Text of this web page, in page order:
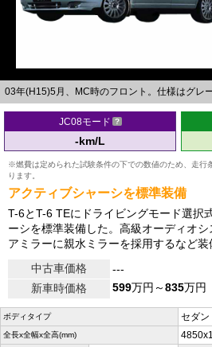
03年(H15)5月、MC時のフロント。仕様はグレ
JC08モード
-km/L
※燃費は定められた試験条件の下での数値のため、走行
ります。
アクティブシャーシを標準装備
T-6とT-6 TEにドライビングモード選択
ーシを標準装備した。高級オーディオ
アミラーに親水ミラーを採用するなど
中古車価格
---
新車時価格
599万円～835万円
ボディタイプ セダン
全長x全幅x全高(mm)